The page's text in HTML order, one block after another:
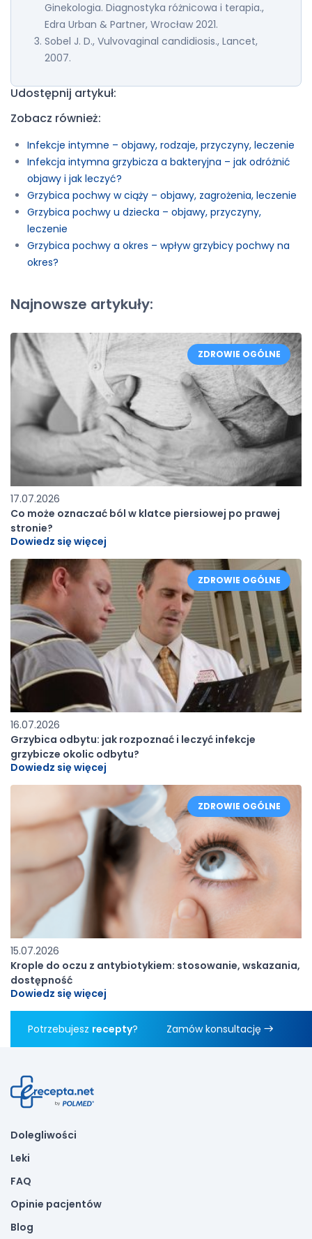
Ginekologia. Diagnostyka różnicowa i terapia.,
Edra Urban & Partner, Wrocław 2021.
Sobel J. D., Vulvovaginal candidiosis., Lancet,
2007.
Udostępnij artykuł:
Zobacz również:
Infekcje intymne – objawy, rodzaje, przyczyny, leczenie
Infekcja intymna grzybicza a bakteryjna – jak odróżnić
objawy i jak leczyć?
Grzybica pochwy w ciąży – objawy, zagrożenia, leczenie
Grzybica pochwy u dziecka – objawy, przyczyny,
leczenie
Grzybica pochwy a okres – wpływ grzybicy pochwy na
okres?
Najnowsze artykuły:
17.07.2026
Co może oznaczać ból w klatce piersiowej po prawej
stronie?
Dowiedz się więcej
ZDROWIE OGÓLNE
16.07.2026
Grzybica odbytu: jak rozpoznać i leczyć infekcje
grzybicze okolic odbytu?
Dowiedz się więcej
ZDROWIE OGÓLNE
15.07.2026
Krople do oczu z antybiotykiem: stosowanie, wskazania,
dostępność
Dowiedz się więcej
ZDROWIE OGÓLNE
Potrzebujesz recepty? Zamów konsultację
Dolegliwości
Leki
FAQ
Opinie pacjentów
Blog